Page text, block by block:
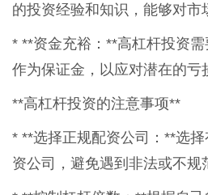
的投资经验和知识，能够对市
* **资金充裕：**高杠杆投资
作为保证金，以应对潜在的亏
**高杠杆投资的注意事项**
* **选择正规配资公司：**选
资公司，避免遇到非法或不规